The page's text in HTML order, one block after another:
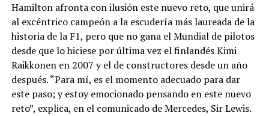
Hamilton afronta con ilusión este nuevo reto, que unirá
al excéntrico campeón a la escudería más laureada de la
historia de la F1, pero que no gana el Mundial de pilotos
desde que lo hiciese por última vez el finlandés Kimi
Raikkonen en 2007 y el de constructores desde un año
después. “Para mí, es el momento adecuado para dar
este paso; y estoy emocionado pensando en este nuevo
reto”, explica, en el comunicado de Mercedes, Sir Lewis.